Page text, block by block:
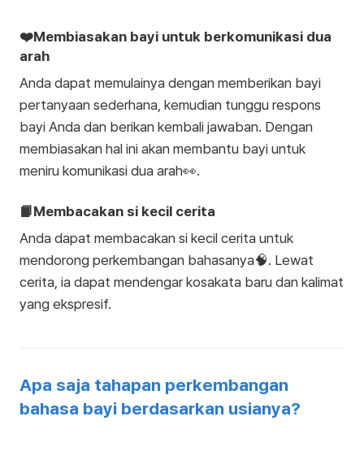
❤️Membiasakan bayi untuk berkomunikasi dua
arah
Anda dapat memulainya dengan memberikan bayi
pertanyaan sederhana, kemudian tunggu respons
bayi Anda dan berikan kembali jawaban. Dengan
membiasakan hal ini akan membantu bayi untuk
meniru komunikasi dua arah👀.
📙Membacakan si kecil cerita
Anda dapat membacakan si kecil cerita untuk
mendorong perkembangan bahasanya🧠. Lewat
cerita, ia dapat mendengar kosakata baru dan kalimat
yang ekspresif.
Apa saja tahapan perkembangan
bahasa bayi berdasarkan usianya?